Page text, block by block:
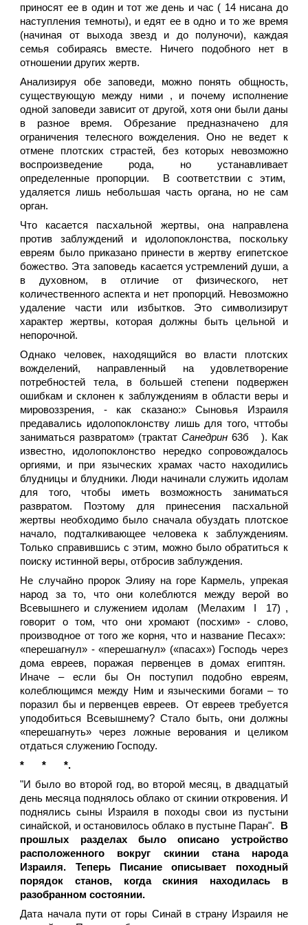
приносят ее в один и тот же день и час ( 14 нисана до
наступления темноты), и едят ее в одно и то же время
(начиная от выхода звезд и до полуночи), каждая
семья собираясь вместе. Ничего подобного нет в
отношении других жертв.
Анализируя обе заповеди, можно понять общность,
существующую между ними , и почему исполнение
одной заповеди зависит от другой, хотя они были даны
в разное время. Обрезание предназначено для
ограничения телесного вожделения. Оно не ведет к
отмене плотских страстей, без которых невозможно
воспроизведение рода, но устанавливает
определенные пропорции. В соответствии с этим,
удаляется лишь небольшая часть органа, но не сам
орган.
Что касается пасхальной жертвы, она направлена
против заблуждений и идолопоклонства, поскольку
евреям было приказано принести в жертву египетское
божество. Эта заповедь касается устремлений души, а
в духовном, в отличие от физического, нет
количественного аспекта и нет пропорций. Невозможно
удаление части или избытков. Это символизирут
характер жертвы, которая должны быть цельной и
непорочной.
Однако человек, находящийся во власти плотских
вожделений, направленный на удовлетворение
потребностей тела, в большей степени подвержен
ошибкам и склонен к заблуждениям в области веры и
мировоззрения, - как сказано:» Сыновья Израиля
предавались идолопоклонству лишь для того, чттобы
заниматься развратом» (трактатСанедрин 63б ). Как
известно, идолопоклонство нередко сопровождалось
оргиями, и при языческих храмах часто находились
блудницы и блудники. Люди начинали служить идолам
для того, чтобы иметь возможность заниматься
развратом. Поэтому для принесения пасхальной
жертвы необходимо было сначала обуздать плотское
начало, подталкивающее человека к заблуждениям.
Только справившись с этим, можно было обратиться к
поиску истинной веры, отбросив заблуждения.
Не случайно пророк Элияу на горе Кармель, упрекая
народ за то, что они колеблются между верой во
Всевышнего и служением идолам (Мелахим I 17) ,
говорит о том, что они хромают (посхим» - слово,
производное от того же корня, что и название Песах»:
«перешагнул» - «перешагнул» («пасах») Господь через
дома евреев, поражая первенцев в домах египтян.
Иначе – если бы Он поступил подобно евреям,
колеблющимся между Ним и языческими богами – то
поразил бы и первенцев евреев. От евреев требуется
уподобиться Всевышнему? Стало быть, они должны
«перешагнуть» через ложные верования и целиком
отдаться служению Господу.
*
*
*.
"И было во второй год, во второй месяц, в двадцатый
день месяца поднялось облако от скинии откровения. И
поднялись сыны Израиля в походы свои из пустыни
синайской, и остановилось облако в пустыне Паран".
В
прошлых разделах было описано устройство
расположенного вокруг скинии стана народа
Израиля. Теперь Писание описывает походный
порядок станов, когда скиния находилась в
разобранном состоянии.
Дата начала пути от горы Синай в страну Израиля не